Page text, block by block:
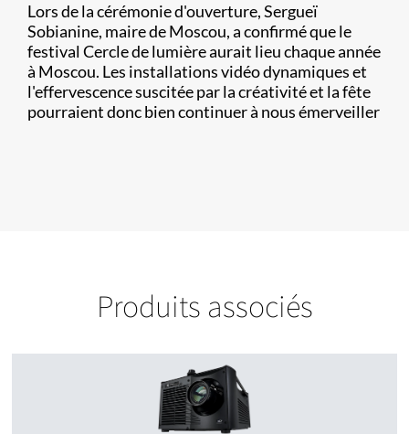
Lors de la cérémonie d'ouverture, Sergueï
Sobianine, maire de Moscou, a confirmé que le
festival Cercle de lumière aurait lieu chaque année
à Moscou. Les installations vidéo dynamiques et
l'effervescence suscitée par la créativité et la fête
pourraient donc bien continuer à nous émerveiller
Produits associés